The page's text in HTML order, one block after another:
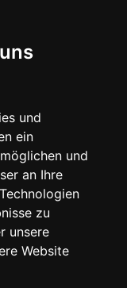
und
ein
und
an Ihre
zu
unsere
Website